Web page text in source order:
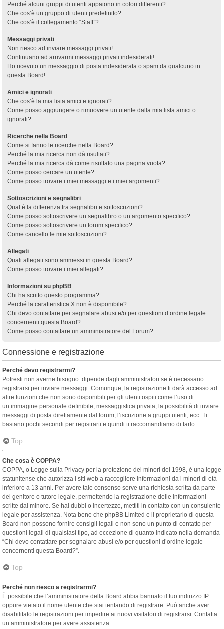
Perché alcuni gruppi di utenti appaiono in colori differenti?
Che cos’è un gruppo di utenti predefinito?
Che cos’è il collegamento “Staff”?
Messaggi privati
Non riesco ad inviare messaggi privati!
Continuano ad arrivarmi messaggi privati indesiderati!
Ho ricevuto un messaggio di posta indesiderata o spam da qualcuno in
questa Board!
Amici e ignorati
Che cos’è la mia lista amici e ignorati?
Come posso aggiungere o rimuovere un utente dalla mia lista amici o
ignorati?
Ricerche nella Board
Come si fanno le ricerche nella Board?
Perché la mia ricerca non dà risultati?
Perché la mia ricerca dà come risultato una pagina vuota?
Come posso cercare un utente?
Come posso trovare i miei messaggi e i miei argomenti?
Sottoscrizioni e segnalibri
Qual è la differenza fra segnalibri e sottoscrizioni?
Come posso sottoscrivere un segnalibro o un argomento specifico?
Come posso sottoscrivere un forum specifico?
Come cancello le mie sottoscrizioni?
Allegati
Quali allegati sono ammessi in questa Board?
Come posso trovare i miei allegati?
Informazioni su phpBB
Chi ha scritto questo programma?
Perché la caratteristica X non è disponibile?
Chi devo contattare per segnalare abusi e/o per questioni d’ordine legale
concernenti questa Board?
Come posso contattare un amministratore del Forum?
Connessione e registrazione
Perché devo registrarmi?
Potresti non averne bisogno: dipende dagli amministratori se è necessario
registrarsi per inviare messaggi. Comunque, la registrazione ti darà accesso ad
altre funzioni che non sono disponibili per gli utenti ospiti come l’uso di
un’immagine personale definibile, messaggistica privata, la possibilità di inviare
messaggi di posta direttamente dal forum, l’iscrizione a gruppi utenti, ecc. Ti
bastano pochi secondi per registrarti e quindi ti raccomandiamo di farlo.
Top
Che cosa è COPPA?
COPPA, o Legge sulla Privacy per la protezione dei minori del 1998, è una legge
statunitense che autorizza i siti web a raccogliere informazioni da i minori di età
inferiore a 13 anni. Per avere tale consenso serve una richiesta scritta da parte
del genitore o tutore legale, permettendo la registrazione delle informazioni
scritte dal minore. Se hai dubbi o incertezze, mettiti in contatto con un consulente
legale per assistenza. Nota bene che phpBB Limited e il proprietario di questa
Board non possono fornire consigli legali e non sono un punto di contatto per
questioni legali di qualsiasi tipo, ad eccezione di quanto indicato nella domanda
“Chi devo contattare per segnalare abusi e/o per questioni d’ordine legale
concernenti questa Board?”.
Top
Perché non riesco a registrarmi?
È possibile che l’amministratore della Board abbia bannato il tuo indirizzo IP
oppure vietato il nome utente che stai tentando di registrare. Può anche aver
disabilitato le registrazioni per impedire ai nuovi visitatori di registrarsi. Contatta
un amministratore per avere assistenza.